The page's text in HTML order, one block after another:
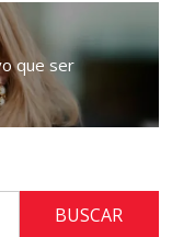
que ser